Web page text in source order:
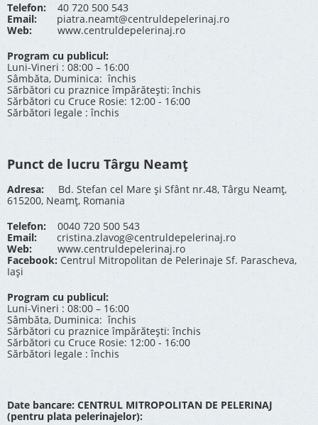
Telefon:40 720 500 543
Email:
piatra.neamt@centruldepelerinaj.ro
Web:
www.centruldepelerinaj.ro
Program cu publicul:
Luni-Vineri : 08:00 – 16:00
Sâmbăta, Duminica: închis
Sărbători cu praznice împărătești: închis
Sărbători cu Cruce Rosie: 12:00 - 16:00
Sărbători legale : închis
Punct de lucru Târgu Neamț
Adresa: Bd. Stefan cel Mare și Sfânt nr.48, Târgu Neamț,
615200, Neamț, Romania
Telefon: 0040 720 500 543
Email:
cristina.zlavog@centruldepelerinaj.ro
Web:
www.centruldepelerinaj.ro
Facebook: Centrul Mitropolitan de Pelerinaje Sf. Parascheva,
Iași
Program cu publicul:
Luni-Vineri : 08:00 – 16:00
Sâmbăta, Duminica: închis
Sărbători cu praznice împărătești: închis
Sărbători cu Cruce Rosie: 12:00 - 16:00
Sărbători legale : închis
Date bancare: CENTRUL MITROPOLITAN DE PELERINAJ
(pentru plata pelerinajelor):